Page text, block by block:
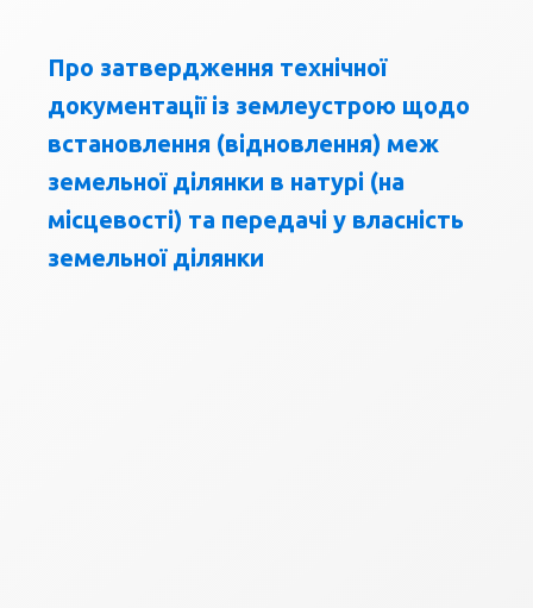
Про затвердження технічної
документації із землеустрою щодо
встановлення (відновлення) меж
земельної ділянки в натурі (на
місцевості) та передачі у власність
земельної ділянки